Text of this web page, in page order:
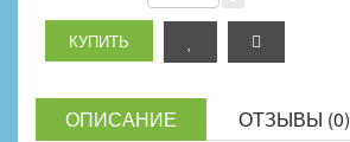
ОПИСАНИЕ ОТЗЫВЫ (0)